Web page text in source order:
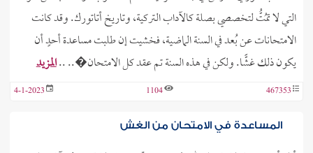
التي لا تمُتُّ لتخصصي بصلة كالآداب التركية، وتاريخ أتاتورك. وقد كانت
الامتحانات عن بُعد في السنة الماضية، فخشيت إن طلبت مساعدة أحدٍ أن
يكون ذلك غشًّا. ولكن في هذه السنة تم عقد كل الامتحان�.. ..المزيد
467353
1104
4-1-2023
المساعدة في الامتحان من الغش